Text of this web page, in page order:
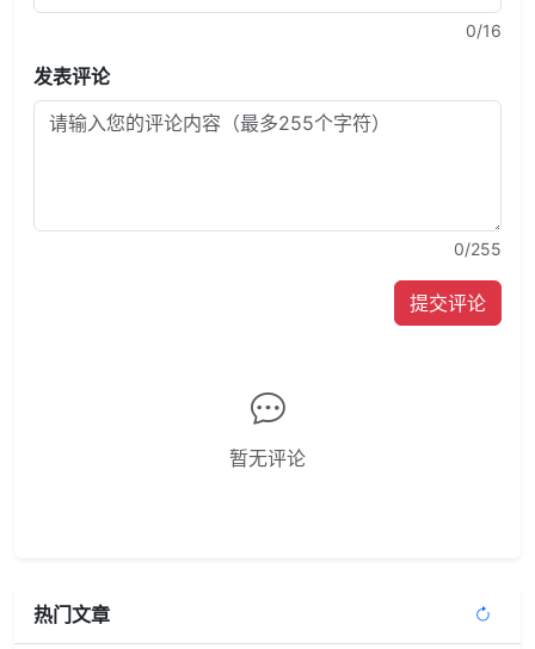
0/16
发表评论
0/255
提交评论
暂无评论
热门文章